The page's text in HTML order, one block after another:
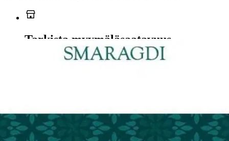
Tarkista myymäläsaatavuus
Tuotekuvaus